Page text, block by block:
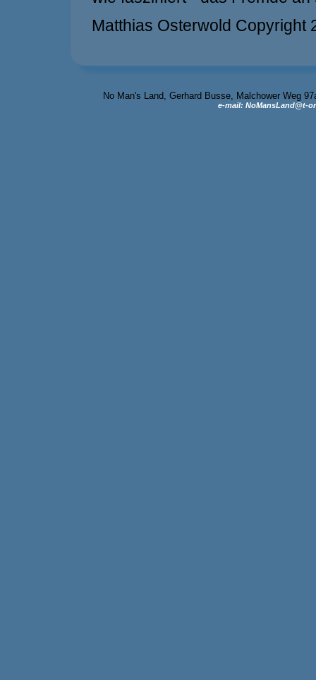
Matthias Osterwold Copyright
No Man's Land, Gerhard Busse, Malchower Weg
e-mail: NoMansLand@t-